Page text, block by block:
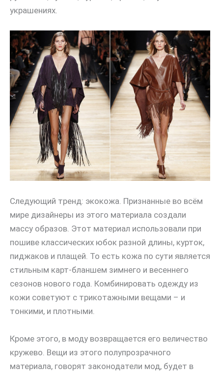
украшениях.
Следующий тренд: экокожа. Признанные во всём
мире дизайнеры из этого материала создали
массу образов. Этот материал использовали при
пошиве классических юбок разной длины, курток,
пиджаков и плащей. То есть кожа по сути является
стильным карт-бланшем зимнего и весеннего
сезонов нового года. Комбинировать одежду из
кожи советуют с трикотажными вещами – и
тонкими, и плотными.
Кроме этого, в моду возвращается его величество
кружево. Вещи из этого полупрозрачного
материала, говорят законодатели мод, будет в